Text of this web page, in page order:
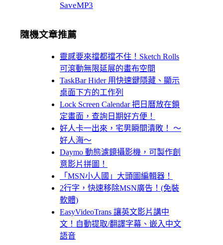
SaveMP3
隨機文章推薦
靈感要來擋都擋不住！Sketch Rolls
可滾動無限延展的畫布空間
TaskBar Hider 用快速鍵隱藏、顯示
桌面下方的工作列
Lock Screen Calendar 把日曆放在鎖
定畫面，查詢日期好方便！
好人卡一出來，宅男瞬間潰敗！ ～
好人海～
Daymo 動態濾鏡攝影機，可製作創
意影片拼圖！
「MSN小人國」大頭圖編輯器！
2行字，快速移除MSN廣告！(免裝
軟體)
EasyVideoTrans 讓英文影片講中
文！自動提取/翻譯字幕、嵌入中文
語音